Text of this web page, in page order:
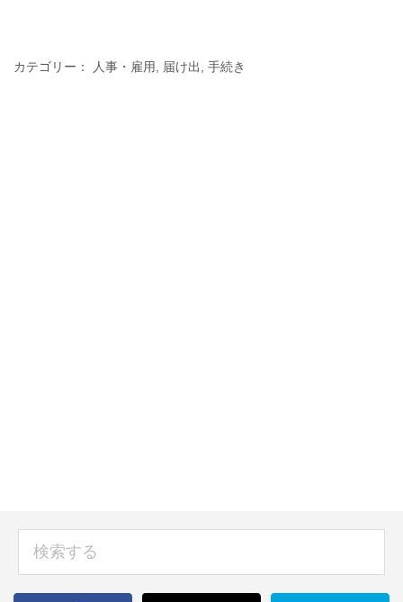
カテゴリー： 人事・雇用 届け出 手続き